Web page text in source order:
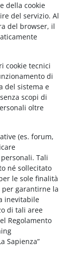
della cookie
del servizio. Al
del browser, il
cookie tecnici
di
del sistema e
scopi di
oltre
(es. forum,
Tali
né sollecitato
le sole finalità
per garantirne la
inevitabile
di tali aree
Regolamento
Sapienza”